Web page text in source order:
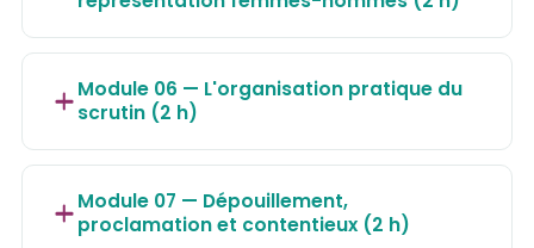
Module 06 — L'organisation pratique du
scrutin (2 h)
Module 07 — Dépouillement,
proclamation et contentieux (2 h)